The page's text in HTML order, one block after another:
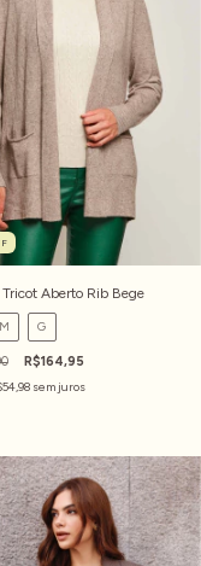
Tricot Aberto Rib Bege
M G
R$164,95
sem juros